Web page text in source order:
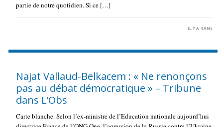
partie de notre quotidien. Si ce […]
IL Y A 4 ANS
Najat Vallaud-Belkacem : « Ne renonçons
pas au débat démocratique » – Tribune
dans L’Obs
Carte blanche. Selon l’ex-ministre de l’Education nationale aujourd’hui